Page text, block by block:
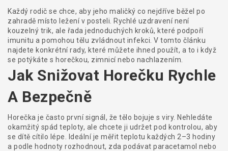
Každý rodič se chce, aby jeho maličký co nejdříve běžel po
zahradě místo ležení v posteli. Rychlé uzdravení není
kouzelný trik, ale řada jednoduchých kroků, které podpoří
imunitu a pomohou tělu zvládnout infekci. V tomto článku
najdete konkrétní rady, které můžete ihned použít, a to i když
se potýkáte s horečkou, zimnicí nebo nachlazením.
Jak Snižovat Horečku Rychle
A Bezpečně
Horečka je často první signál, že tělo bojuje s viry. Nehledáte
okamžitý spád teploty, ale chcete ji udržet pod kontrolou, aby
se dítě cítilo lépe. Ideální je měřit teplotu každých 2–3 hodiny
a podle hodnoty rozhodnout, zda podávat paracetamol nebo